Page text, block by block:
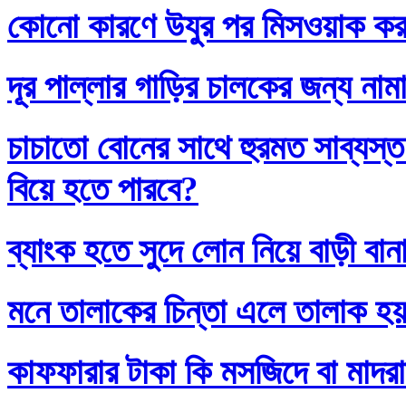
কোনো কারণে উযুর পর মিসওয়াক
দূর পাল্লার গাড়ির চালকের জন্য
চাচাতো বোনের সাথে হুরমত
বিয়ে হতে পারবে?
ব্যাংক হতে সুদে লোন নিয়ে বাড়ী
মনে তালাকের চিন্তা এলে তালাক
কাফফারার টাকা কি মসজিদে বা